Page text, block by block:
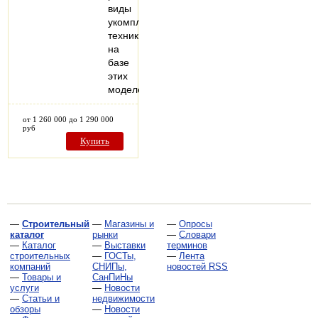
виды
укомплектованной
техники
на
базе
этих
моделей
от 1 260 000 до 1 290 000
руб
Купить
— Строительный
каталог
— Каталог
строительных
компаний
— Товары и
услуги
— Статьи и
обзоры
— Магазины и
рынки
— Выставки
— ГОСТы,
СНИПы,
СанПиНы
— Новости
недвижимости
— Новости
— Опросы
— Словари
терминов
— Лента
новостей RSS